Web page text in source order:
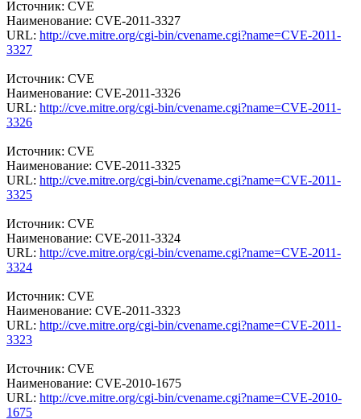
Источник: CVE
Наименование: CVE-2011-3327
URL: http://cve.mitre.org/cgi-bin/cvename.cgi?name=CVE-2011-
3327
Источник: CVE
Наименование: CVE-2011-3326
URL: http://cve.mitre.org/cgi-bin/cvename.cgi?name=CVE-2011-
3326
Источник: CVE
Наименование: CVE-2011-3325
URL: http://cve.mitre.org/cgi-bin/cvename.cgi?name=CVE-2011-
3325
Источник: CVE
Наименование: CVE-2011-3324
URL: http://cve.mitre.org/cgi-bin/cvename.cgi?name=CVE-2011-
3324
Источник: CVE
Наименование: CVE-2011-3323
URL: http://cve.mitre.org/cgi-bin/cvename.cgi?name=CVE-2011-
3323
Источник: CVE
Наименование: CVE-2010-1675
URL: http://cve.mitre.org/cgi-bin/cvename.cgi?name=CVE-2010-
1675